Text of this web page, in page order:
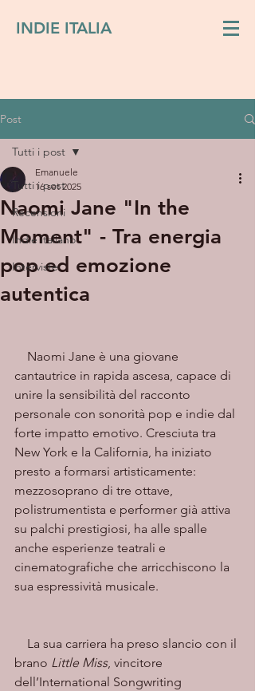
INDIE ITALIA
Post
Tutti i post
Recensioni
Indie italiano
Interviste
Tutti i post
Naomi Jane "In the
Moment" - Tra energia
pop ed emozione
autentica
Emanuele
16 set 2025
cantautrice in rapida ascesa, capace di
unire la sensibilità del racconto
personale con sonorità pop e indie dal
forte impatto emotivo. Cresciuta tra
New York e la California, ha iniziato
presto a formarsi artisticamente:
mezzosoprano di tre ottave,
polistrumentista e performer già attiva
su palchi prestigiosi, ha alle spalle
anche esperienze teatrali e
cinematografiche che arricchiscono la
sua espressività musicale.
brano Little Miss, vincitore
dell’International Songwriting